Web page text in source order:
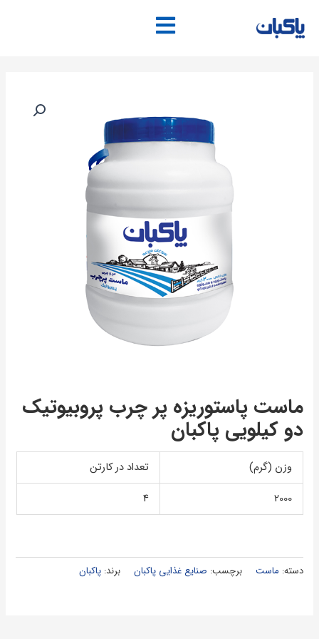
محتوا
ماست پاستوريزه پر چرب پروبيوتيک
دو كيلويی پاكبان
وزن (گرم)
تعداد در کارتن
2000
4
دسته: ماست برچسب: صنایع غذایی پاکبان برند:پاکبان